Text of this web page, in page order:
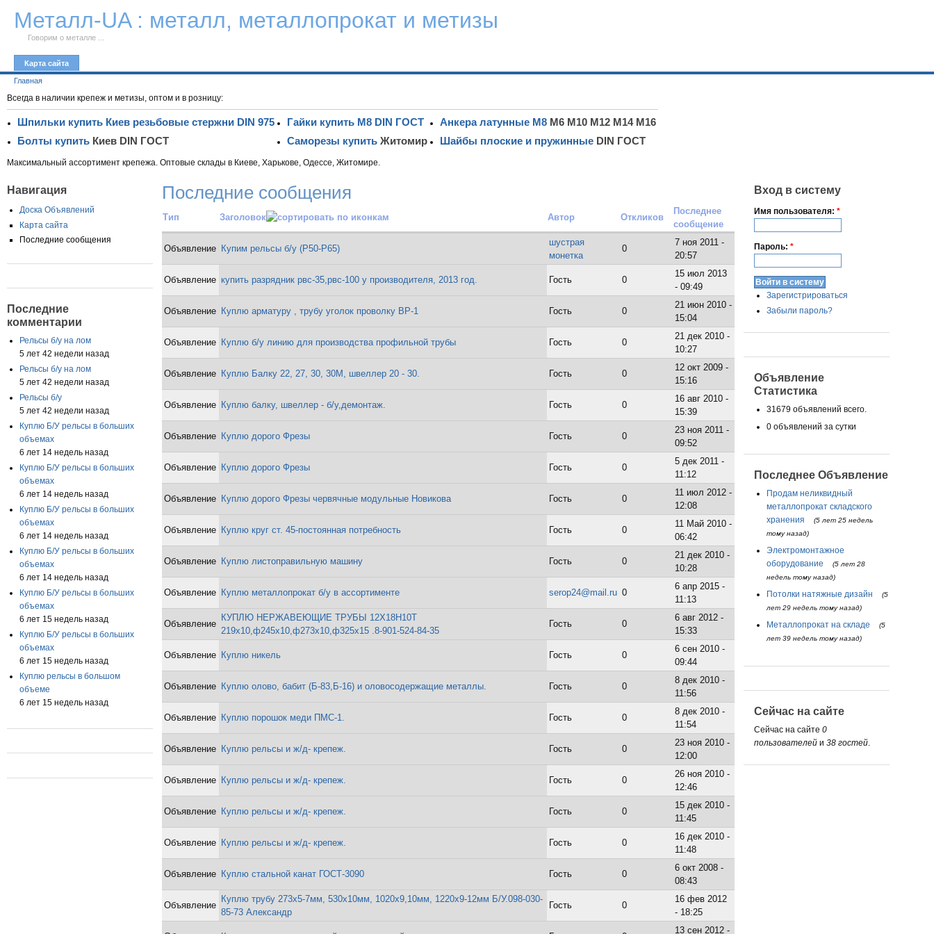
Металл-UA : металл, металлопрокат и метизы
Говорим о металле ...
Карта сайта
Главная
Всегда в наличии крепеж и метизы, оптом и в розницу:
Шпильки купить Киев резьбовые стержни DIN 975
Болты купитьКиев DIN ГОСТ
Гайки купить М8 DIN ГОСТ
Саморезы купитьЖитомир
Анкера латунные М8М6 М10 М12 М14 М16
Шайбы плоские и пружинныеDIN ГОСТ
Максимальный ассортимент крепежа. Оптовые склады в Киеве, Харькове, Одессе, Житомире.
Навигация
Доска Объявлений
Карта сайта
Последние сообщения
Последние
комментарии
Рельсы б/у на лом
5 лет 42 недели назад
Рельсы б/у на лом
5 лет 42 недели назад
Рельсы б/у
5 лет 42 недели назад
Куплю Б/У рельсы в больших
объемах
6 лет 14 недель назад
Куплю Б/У рельсы в больших
объемах
6 лет 14 недель назад
Куплю Б/У рельсы в больших
объемах
6 лет 14 недель назад
Куплю Б/У рельсы в больших
объемах
6 лет 14 недель назад
Куплю Б/У рельсы в больших
объемах
6 лет 15 недель назад
Куплю Б/У рельсы в больших
объемах
6 лет 15 недель назад
Куплю рельсы в большом
объеме
6 лет 15 недель назад
Последние сообщения
Тип Заголовок Автор Откликов
Последнее
сообщение
Объявление Купим рельсы б/у (Р50-Р65)
шустрая
монетка
0
7 ноя 2011 -
20:57
Объявление купить разрядник рвс-35,рвс-100 у производителя, 2013 год. Гость 0
15 июл 2013
- 09:49
Объявление Куплю арматуру , трубу уголок проволку ВР-1 Гость 0
21 июн 2010 -
15:04
Объявление Куплю б/у линию для производства профильной трубы Гость 0
21 дек 2010 -
10:27
Объявление Куплю Балку 22, 27, 30, 30М, швеллер 20 - 30. Гость 0
12 окт 2009 -
15:16
Объявление Куплю балку, швеллер - б/у,демонтаж. Гость 0
16 авг 2010 -
15:39
Объявление Куплю дорого Фрезы Гость 0
23 ноя 2011 -
09:52
Объявление Куплю дорого Фрезы Гость 0
5 дек 2011 -
11:12
Объявление Куплю дорого Фрезы червячные модульные Новикова Гость 0
11 июл 2012 -
12:08
Объявление Куплю круг ст. 45-постоянная потребность Гость 0
11 Май 2010 -
06:42
Объявление Куплю листоправильную машину Гость 0
21 дек 2010 -
10:28
Объявление Куплю металлопрокат б/у в ассортименте serop24@mail.ru 0
6 апр 2015 -
11:13
Объявление
КУПЛЮ НЕРЖАВЕЮЩИЕ ТРУБЫ 12Х18Н10Т
219х10,ф245х10,ф273х10,ф325х15 .8-901-524-84-35
Гость 0
6 авг 2012 -
15:33
Объявление Куплю никель Гость 0
6 сен 2010 -
09:44
Объявление Куплю олово, бабит (Б-83,Б-16) и оловосодержащие металлы. Гость 0
8 дек 2010 -
11:56
Объявление Куплю порошок меди ПМС-1. Гость 0
8 дек 2010 -
11:54
Объявление Куплю рельсы и ж/д- крепеж. Гость 0
23 ноя 2010 -
12:00
Объявление Куплю рельсы и ж/д- крепеж. Гость 0
26 ноя 2010 -
12:46
Объявление Куплю рельсы и ж/д- крепеж. Гость 0
15 дек 2010 -
11:45
Объявление Куплю рельсы и ж/д- крепеж. Гость 0
16 дек 2010 -
11:48
Объявление Куплю стальной канат ГОСТ-3090 Гость 0
6 окт 2008 -
08:43
Объявление
Куплю трубу 273х5-7мм, 530х10мм, 1020х9,10мм, 1220х9-12мм Б/У.098-030-
85-73 Александр
Гость 0
16 фев 2012
- 18:25
13 сен 2012 -
Вход в систему
Имя пользователя: *
Пароль: *
Зарегистрироваться
Забыли пароль?
Объявление
Статистика
31679 объявлений всего.
0 объявлений за сутки
Последнее Объявление
Продам неликвидный
металлопрокат складского
хранения
(5 лет 25 недель
тому назад)
Электромонтажное
оборудование
(5 лет 28
недель тому назад)
Потолки натяжные дизайн
(5
лет 29 недель тому назад)
Металлопрокат на складе
(5
лет 39 недель тому назад)
Сейчас на сайте
Сейчас на сайте 0
пользователей и 38 гостей